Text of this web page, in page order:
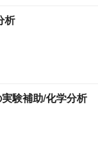
析
験補助/化学分析